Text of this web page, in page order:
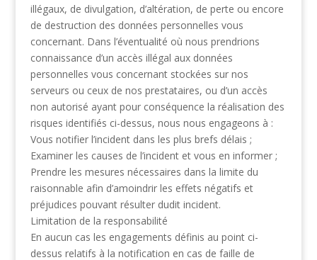
illégaux, de divulgation, d’altération, de perte ou encore
de destruction des données personnelles vous
concernant. Dans l’éventualité où nous prendrions
connaissance d’un accès illégal aux données
personnelles vous concernant stockées sur nos
serveurs ou ceux de nos prestataires, ou d’un accès
non autorisé ayant pour conséquence la réalisation des
risques identifiés ci-dessus, nous nous engageons à :
Vous notifier l’incident dans les plus brefs délais ;
Examiner les causes de l’incident et vous en informer ;
Prendre les mesures nécessaires dans la limite du
raisonnable afin d’amoindrir les effets négatifs et
préjudices pouvant résulter dudit incident.
Limitation de la responsabilité
En aucun cas les engagements définis au point ci-
dessus relatifs à la notification en cas de faille de